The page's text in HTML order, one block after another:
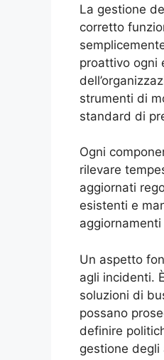
La gestione
corretto
proattivo ogni
strumenti di
standard di
Ogni
rilevare
aggiornati
esistenti e
Un aspetto
agli incidenti.
soluzioni di
possano
definire
gestione degli